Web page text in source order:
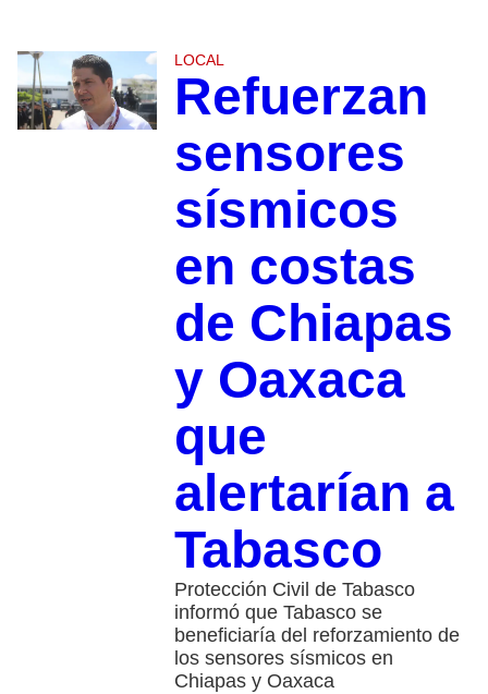
LOCAL
Refuerzan
sensores
sísmicos
en costas
de Chiapas
y Oaxaca
que
alertarían a
Tabasco
Protección Civil de Tabasco
informó que Tabasco se
beneficiaría del reforzamiento de
los sensores sísmicos en
Chiapas y Oaxaca